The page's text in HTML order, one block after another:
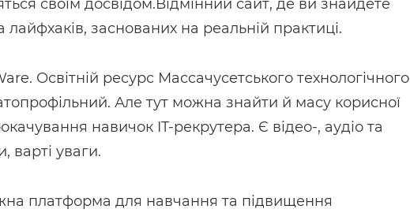
своїм досвідом.Відмінний сайт, де ви знайдете
лайфхаків, заснованих на реальній практиці.
Освітній ресурс Массачусетського технологічного
Але тут можна знайти й масу корисної
навичок IT-рекрутера. Є відео-, аудіо та
варті уваги.
платформа для навчання та підвищення